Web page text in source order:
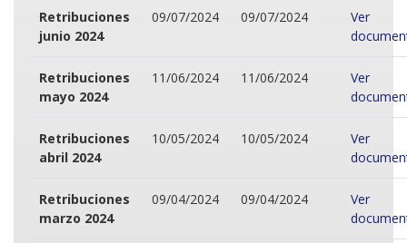
Retribuciones
junio 2024
09/07/2024 09/07/2024
Ver
Retribuciones
mayo 2024
11/06/2024 11/06/2024
Ver
Retribuciones
abril 2024
10/05/2024 10/05/2024
Ver
Retribuciones
marzo 2024
09/04/2024 09/04/2024
Ver